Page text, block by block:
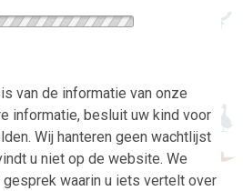
van de informatie van onze
informatie, besluit uw kind voor
Wij hanteren geen wachtlijst
u niet op de website. We
waarin u iets vertelt over